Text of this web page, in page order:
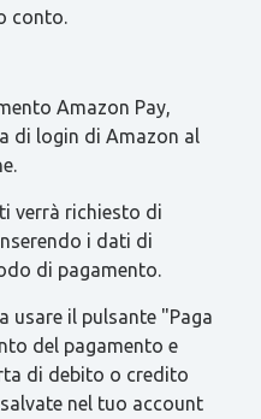
conto.
Amazon Pay,
di login di Amazon al
verrà richiesto di
i dati di
di pagamento.
usare il pulsante "Paga
del pagamento e
di debito o credito
nel tuo account